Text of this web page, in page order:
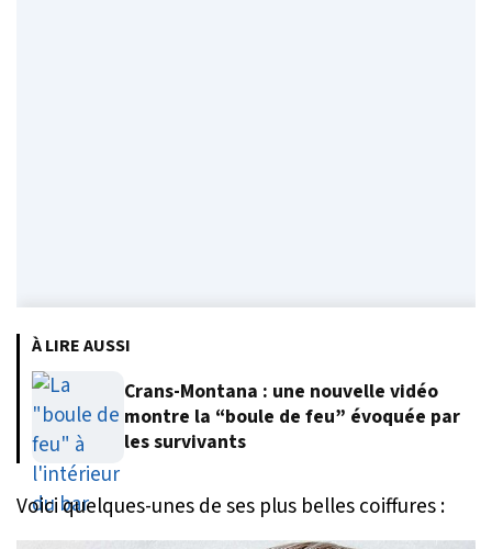
À LIRE AUSSI
Crans-Montana : une nouvelle vidéo
montre la “boule de feu” évoquée par
les survivants
Voici quelques-unes de ses plus belles coiffures :